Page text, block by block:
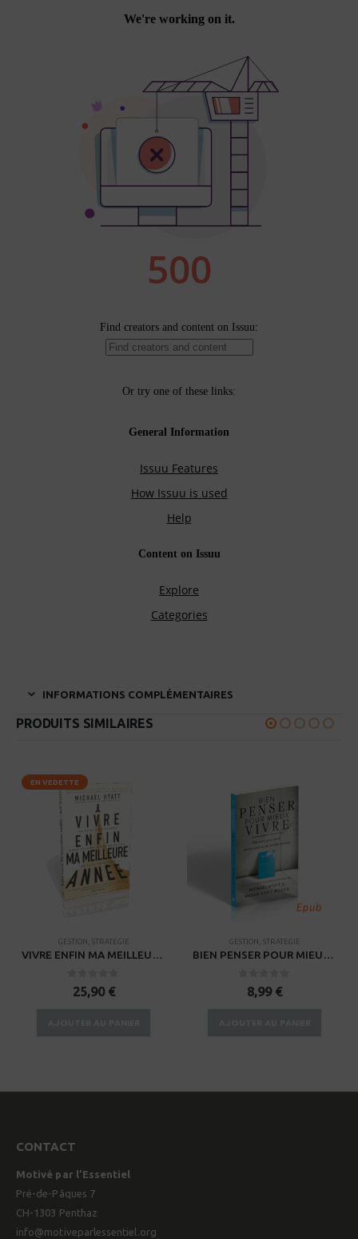
INFORMATIONS COMPLÉMENTAIRES
PRODUITS SIMILAIRES
EN VEDETTE
GESTION, STRATEGIE
VIVRE ENFIN MA MEILLEURE ANNEE
0sur 5
25,90 €
GESTION, STRATEGIE
BIEN PENSER POUR MIEUX VIVRE – EPUB
sur 5
8,99 €
CONTACT
Motivé par l’Essentiel
Pré-de-Pâques 7
CH-1303 Penthaz
info@motiveparlessentiel.org